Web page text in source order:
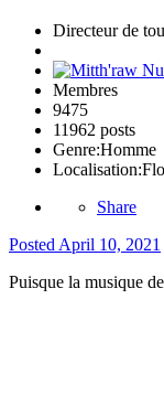
Directeur de
Membres
9475
11962 posts
Genre:Homme
Localisation:
Share
Posted April 10, 2021
Puisque la musique